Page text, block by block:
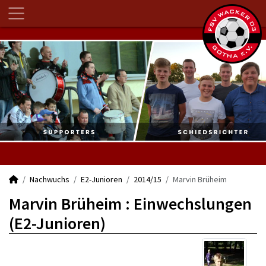
Nachwuchs E2-Junioren 2014/15 Marvin Brüheim
Marvin Brüheim : Einwechslungen
(E2-Junioren)